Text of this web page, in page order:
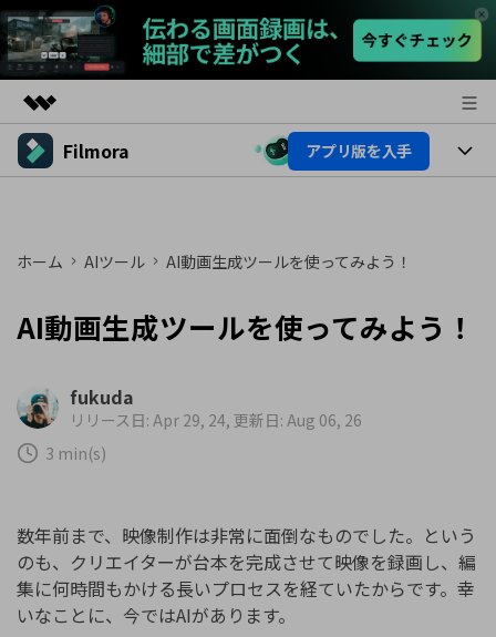
製品
企業情報
プラン＆価格
Filmora アプリ版を入手
プラットフォーム
AI機能
AI機能
活用法
ビデオソリューション
動画編集のコツ
サポート
カスタマーサポート
ブランド紹介
検索
ホーム AIツール AI動画生成ツールを使ってみよう！
AI動画生成ツールを使ってみよう！
fukuda
リリース日: Apr 29, 24, 更新日: Aug 06, 26
3 min(s)
数年前まで、映像制作は非常に面倒なものでした。という
のも、クリエイターが台本を完成させて映像を録画し、編
集に何時間もかける長いプロセスを経ていたからです。幸
いなことに、今ではAIがあります。